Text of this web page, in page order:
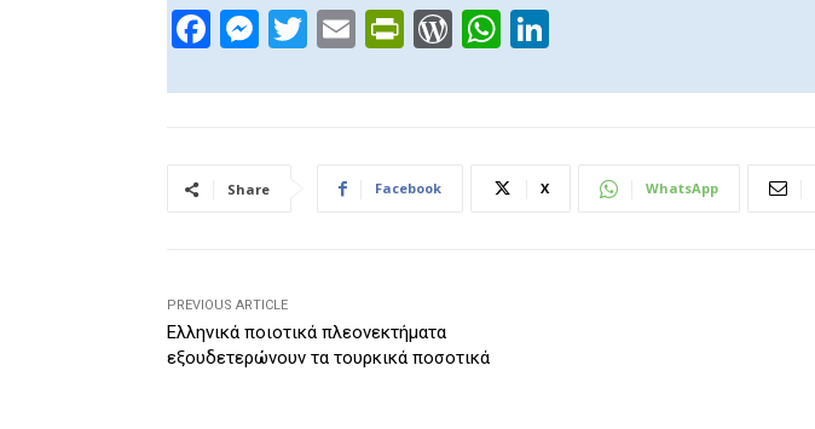
F
c
b
k
M
ss
n
T
tt
E
ail
Pr
tF
e
W
d
W
at
A
k
Share Facebook X WhatsApp
PREVIOUS ARTICLE
Ελληνικά ποιοτικά πλεονεκτήματα
εξουδετερώνουν τα τουρκικά ποσοτικά